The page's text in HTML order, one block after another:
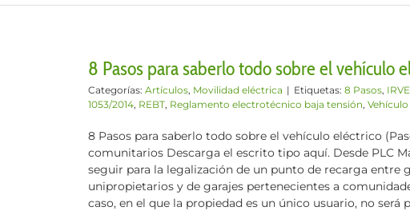
8 Pasos para saberlo todo sobre el vehículo
Categorías: Artículos, Movilidad eléctrica | Etiquetas: 8 Pasos, IRVE
1053/2014, REBT, Reglamento electrotécnico baja tensión,
8 Pasos para saberlo todo sobre el vehículo eléctrico
comunitarios Descarga el escrito tipo aquí. Desde PLC
seguir para la legalización de un punto de recarga entre
unipropietarios y de garajes pertenecientes a
caso, en el que la propiedad es un único usuario, no